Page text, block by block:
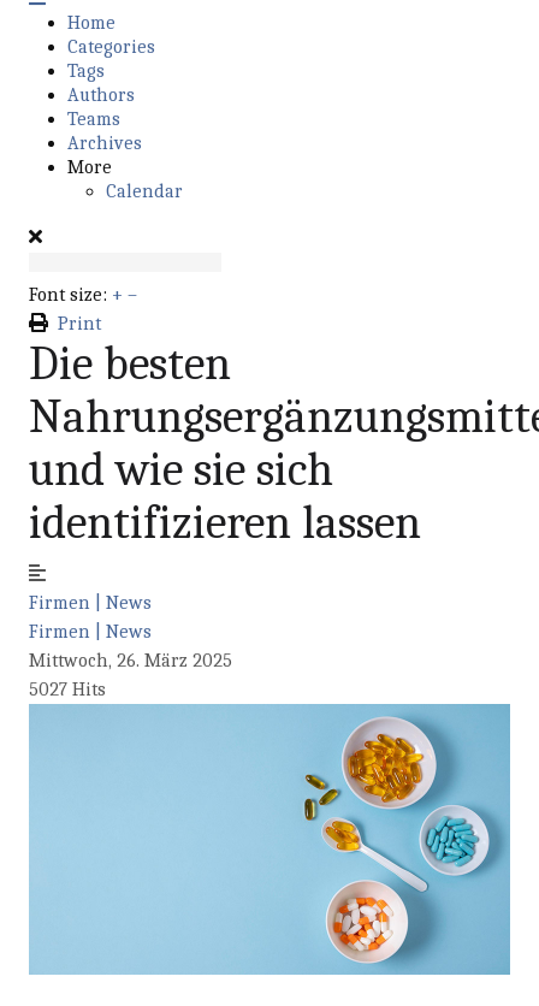
Home
Categories
Tags
Authors
Teams
Archives
More
Calendar
Font size: + –
Print
Die besten
und wie sie sich
identifizieren lassen
Firmen | News
Firmen | News
Mittwoch, 26. März 2025
5027 Hits